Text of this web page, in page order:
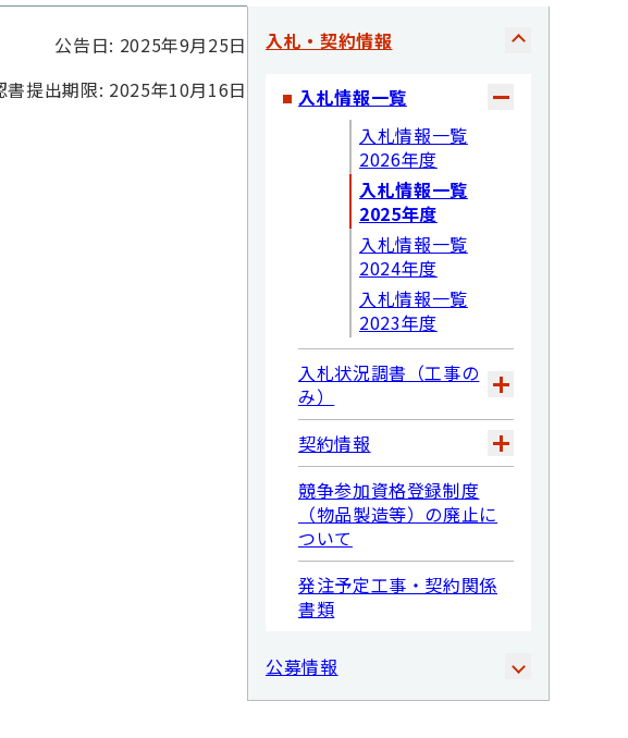
公告日: 2025年9月25日
書提出期限: 2025年10月16日
入札・契約情報
入札情報一覧
入札情報一覧
2026年度
入札情報一覧
2025年度
入札情報一覧
2024年度
入札情報一覧
2023年度
入札状況調書（工事の
み）
契約情報
競争参加資格登録制度
（物品製造等）の廃止に
ついて
発注予定工事・契約関係
書類
公募情報